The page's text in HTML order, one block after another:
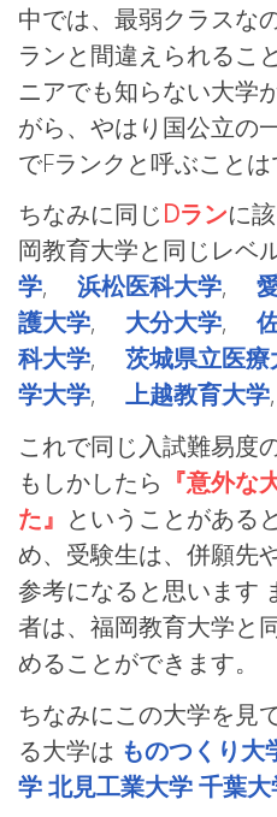
中では、最弱クラスな
ランと間違えられるこ
ニアでも知らない大学
がら、やはり国公立の
でFランクと呼ぶことは
ちなみに同じDランに
岡教育大学と同じレベ
学, 浜松医科大学,
護大学, 大分大学,
科大学, 茨城県立医療
学大学, 上越教育大学
これで同じ入試難易度
もしかしたら 『意外な
た』 ということがある
め、受験生は、併願先
参考になると思います
者は、福岡教育大学と
めることができます。
ちなみにこの大学を見
る大学は ものつくり大
学北見工業大学千葉大